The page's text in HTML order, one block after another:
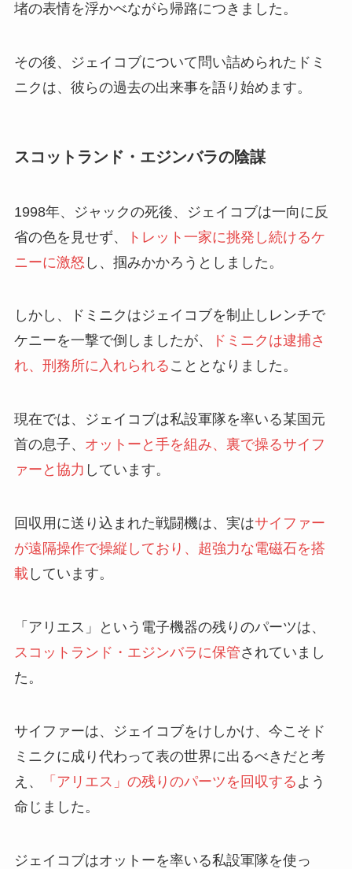
堵の表情を浮かべながら帰路につきました。
その後、ジェイコブについて問い詰められたドミ
ニクは、彼らの過去の出来事を語り始めます。
スコットランド・エジンバラの陰謀
1998年、ジャックの死後、ジェイコブは一向に反
省の色を見せず、
トレット一家に挑発し続けるケ
ニーに激怒 し、掴みかかろうとしました。
しかし、ドミニクはジェイコブを制止しレンチで
ケニーを一撃で倒しましたが、
ドミニクは逮捕さ
れ、刑務所に入れられる こととなりました。
現在では、ジェイコブは私設軍隊を率いる某国元
首の息子、 オットーと手を組み、裏で操るサイフ
ァーと協力 しています。
回収用に送り込まれた戦闘機は、実はサイファー
が遠隔操作で操縦しており、超強力な電磁石を搭
載しています。
「アリエス」という電子機器の残りのパーツは、
スコットランド・エジンバラに保管されていまし
た。
サイファーは、ジェイコブをけしかけ、今こそド
ミニクに成り代わって表の世界に出るべきだと考
え、
「アリエス」の残りのパーツを回収する よう
命じました。
ジェイコブはオットーを率いる私設軍隊を使っ